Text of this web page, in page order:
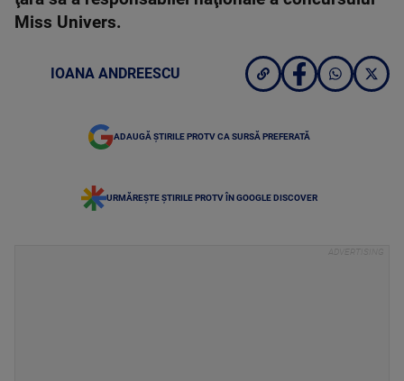
Miss Univers.
IOANA ANDREESCU
ADAUGĂ ȘTIRILE PROTV CA SURSĂ PREFERATĂ
URMĂREȘTE ȘTIRILE PROTV ÎN GOOGLE DISCOVER